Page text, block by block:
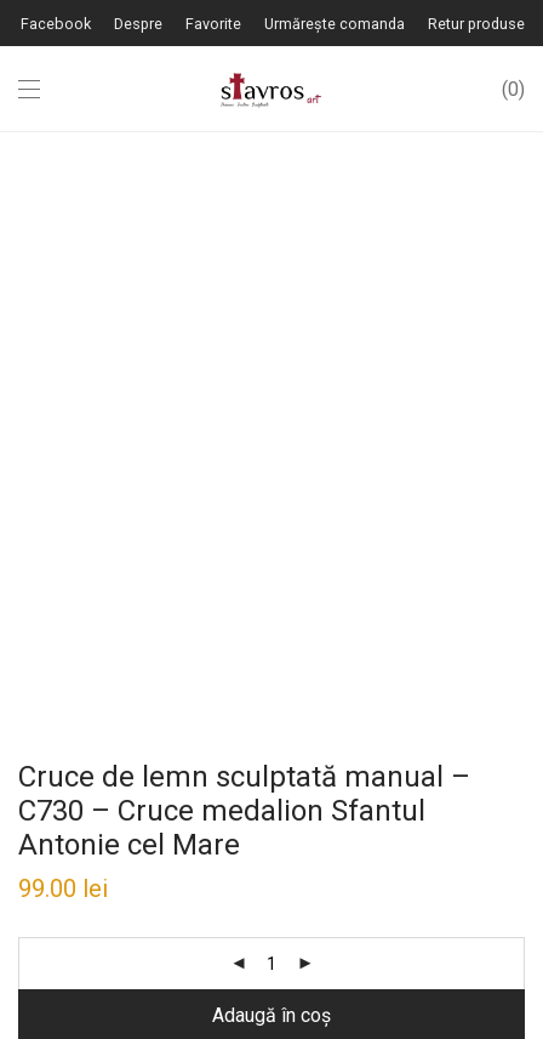
Facebook Despre Favorite Urmărește comanda Retur produse
0
Cruce de lemn sculptată manual –
C730 – Cruce medalion Sfantul
Antonie cel Mare
99.00 lei
Adaugă în coș